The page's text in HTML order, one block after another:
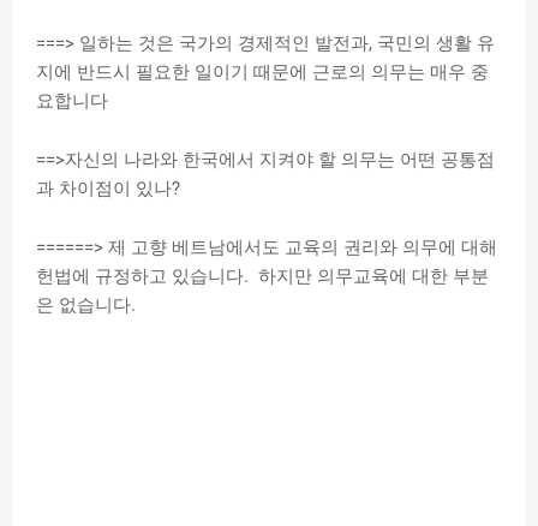
d
===> 일하는 것은 국가의 경제적인 발전과, 국민의 생활 유
지에 반드시 필요한 일이기 때문에 근로의 의무는 매우 중
요합니다
==>자신의 나라와 한국에서 지켜야 할 의무는 어떤 공통점
과 차이점이 있나?
======> 제 고향 베트남에서도 교육의 권리와 의무에 대해
헌법에 규정하고 있습니다. 하지만 의무교육에 대한 부분
은 없습니다.